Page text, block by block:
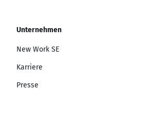
Unternehmen
New Work SE
Karriere
Presse